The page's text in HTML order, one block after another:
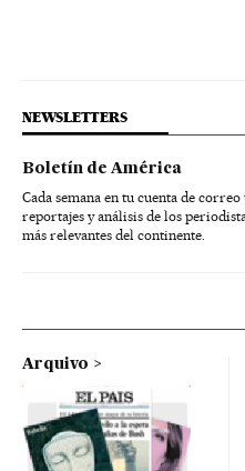
NEWSLETTERS
Boletín de América
Cada semana en tu cuenta de
reportajes y análisis de los
más relevantes del continente.
Arquivo